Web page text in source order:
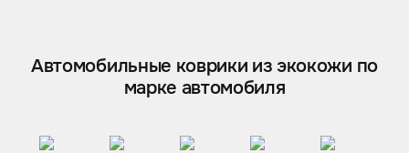
Автомобильные коврики из экокожи по
марке автомобиля